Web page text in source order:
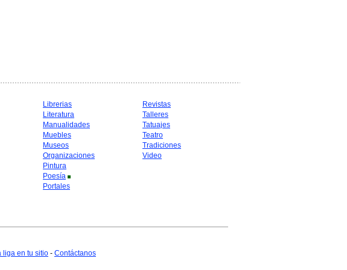
Librerias
Literatura
Manualidades
Muebles
Museos
Organizaciones
Pintura
Poesía
Portales
Revistas
Talleres
Tatuajes
Teatro
Tradiciones
Video
liga en tu sitio - Contáctanos